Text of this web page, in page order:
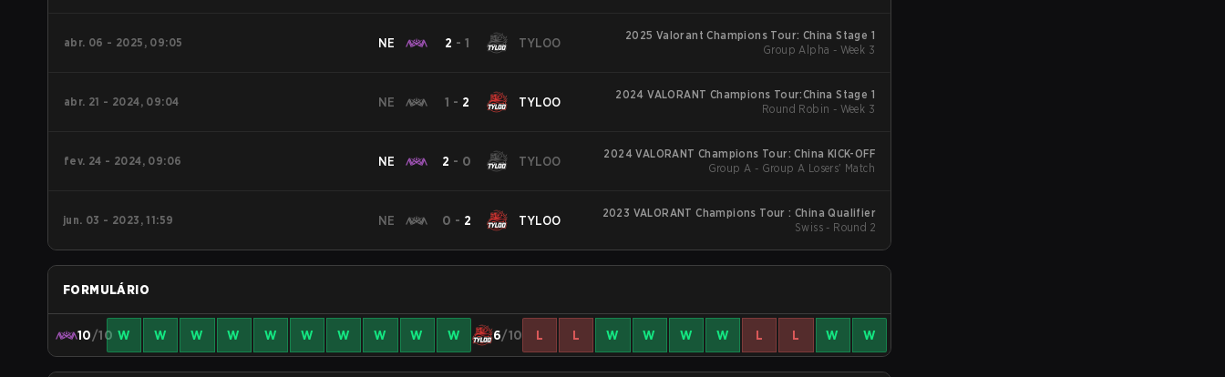
abr. 06 - 2025, 09:05 NE 2 - 1 TYLOO
2025 Valorant Champions Tour: China Stage 1
Group Alpha - Week 3
abr. 21 - 2024, 09:04 NE 1 - 2 TYLOO
2024 VALORANT Champions Tour:China Stage 1
Round Robin - Week 3
fev. 24 - 2024, 09:06 NE 2 - 0 TYLOO
2024 VALORANT Champions Tour: China KICK-OFF
Group A - Group A Losers' Match
jun. 03 - 2023, 11:59 NE 0 - 2 TYLOO
2023 VALORANT Champions Tour : China Qualifier
Swiss - Round 2
FORMULÁRIO
10/10 W W W W W W W W W W 6/10 L L W W W W L L W W